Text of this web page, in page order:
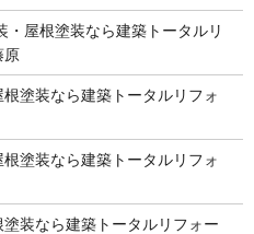
屋根塗装なら建築トータルリ
原
塗装なら建築トータルリフォ
塗装なら建築トータルリフォ
装なら建築トータルリフォー